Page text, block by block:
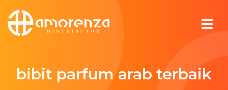
bibit parfum arab terbaik